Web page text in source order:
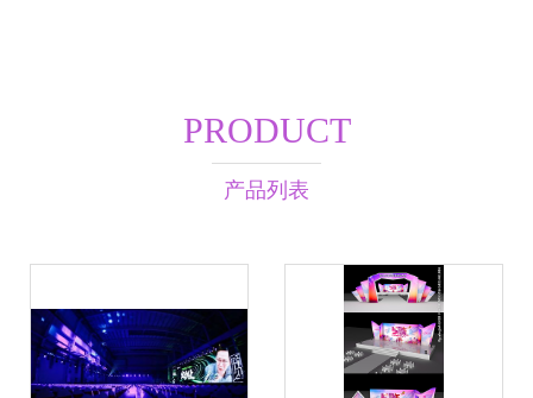
PRODUCT
产品列表